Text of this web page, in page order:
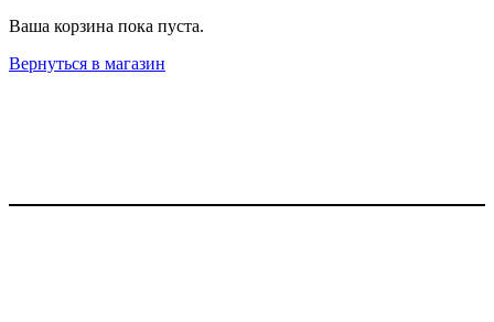
Ваша корзина пока пуста.
Вернуться в магазин